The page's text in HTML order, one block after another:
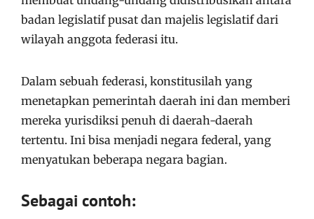
badan legislatif pusat dan majelis legislatif dari
wilayah anggota federasi itu.
Dalam sebuah federasi, konstitusilah yang
menetapkan pemerintah daerah ini dan memberi
mereka yurisdiksi penuh di daerah-daerah
tertentu. Ini bisa menjadi negara federal, yang
menyatukan beberapa negara bagian.
Sebagai contoh: